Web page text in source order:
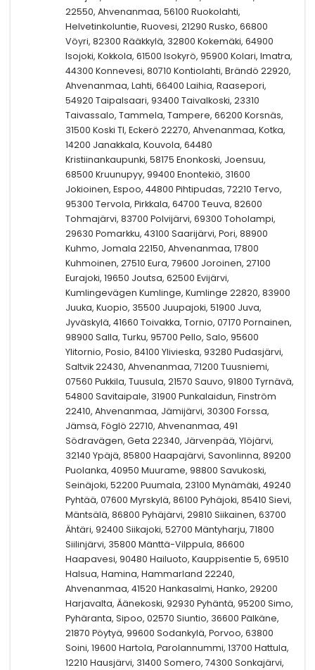
22550, Ahvenanmaa, 56100 Ruokolahti,
Helvetinkoluntie, Ruovesi, 21290 Rusko, 66800
Vöyri, 82300 Rääkkylä, 32800 Kokemäki, 64900
Isojoki, Kokkola, 61500 Isokyrö, 95900 Kolari, Imatra,
44300 Konnevesi, 80710 Kontiolahti, Brändö 22920,
Ahvenanmaa, Lahti, 66400 Laihia, Raasepori,
54920 Taipalsaari, 93400 Taivalkoski, 23310
Taivassalo, Tammela, Tampere, 66200 Korsnäs,
31500 Koski Tl, Eckerö 22270, Ahvenanmaa, Kotka,
14200 Janakkala, Kouvola, 64480
Kristiinankaupunki, 58175 Enonkoski, Joensuu,
68500 Kruunupyy, 99400 Enontekiö, 31600
Jokioinen, Espoo, 44800 Pihtipudas, 72210 Tervo,
95300 Tervola, Pirkkala, 64700 Teuva, 82600
Tohmajärvi, 83700 Polvijärvi, 69300 Toholampi,
29630 Pomarkku, 43100 Saarijärvi, Pori, 88900
Kuhmo, Jomala 22150, Ahvenanmaa, 17800
Kuhmoinen, 27510 Eura, 79600 Joroinen, 27100
Eurajoki, 19650 Joutsa, 62500 Evijärvi,
Kumlingevägen Kumlinge, Kumlinge 22820, 83900
Juuka, Kuopio, 35500 Juupajoki, 51900 Juva,
Jyväskylä, 41660 Toivakka, Tornio, 07170 Pornainen,
98900 Salla, Turku, 95700 Pello, Salo, 95600
Ylitornio, Posio, 84100 Ylivieska, 93280 Pudasjärvi,
Saltvik 22430, Ahvenanmaa, 71200 Tuusniemi,
07560 Pukkila, Tuusula, 21570 Sauvo, 91800 Tyrnävä,
54800 Savitaipale, 31900 Punkalaidun, Finström
22410, Ahvenanmaa, Jämijärvi, 30300 Forssa,
Jämsä, Föglö 22710, Ahvenanmaa, 491
Södravägen, Geta 22340, Järvenpää, Ylöjärvi,
32140 Ypäjä, 85800 Haapajärvi, Savonlinna, 89200
Puolanka, 40950 Muurame, 98800 Savukoski,
Seinäjoki, 52200 Puumala, 23100 Mynämäki, 49240
Pyhtää, 07600 Myrskylä, 86100 Pyhäjoki, 85410 Sievi,
Mäntsälä, 86800 Pyhäjärvi, 29810 Siikainen, 63700
Ähtäri, 92400 Siikajoki, 52700 Mäntyharju, 71800
Siilinjärvi, 35800 Mänttä-Vilppula, 86600
Haapavesi, 90480 Hailuoto, Kauppisentie 5, 69510
Halsua, Hamina, Hammarland 22240,
Ahvenanmaa, 41520 Hankasalmi, Hanko, 29200
Harjavalta, Äänekoski, 92930 Pyhäntä, 95200 Simo,
Pyhäranta, Sipoo, 02570 Siuntio, 36600 Pälkäne,
21870 Pöytyä, 99600 Sodankylä, Porvoo, 63800
Soini, 19600 Hartola, Parolannummi, 13700 Hattula,
12210 Hausjärvi, 31400 Somero, 74300 Sonkajärvi,